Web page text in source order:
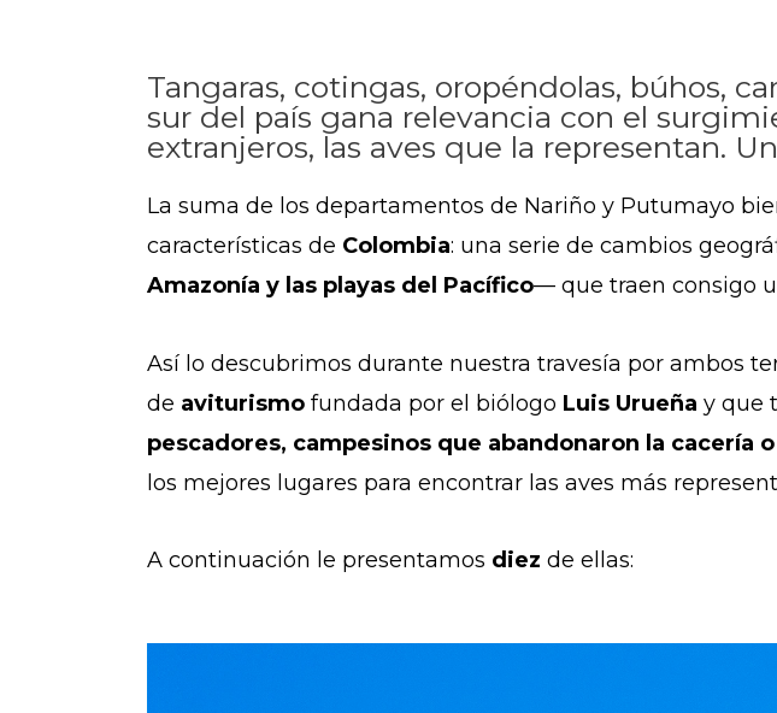
Tangaras, cotingas, oropéndolas, búhos,
sur del país gana relevancia con el
extranjeros, las aves que la representan.
La suma de los departamentos de Nariño y Putumayo
características de Colombia: una serie de cambios
Amazonía y las playas del Pacífico— que traen consigo
Así lo descubrimos durante nuestra travesía por ambos
de aviturismo fundada por el biólogo Luis Urueña y que
pescadores, campesinos que abandonaron la cacería
los mejores lugares para encontrar las aves más
A continuación le presentamos diez de ellas: